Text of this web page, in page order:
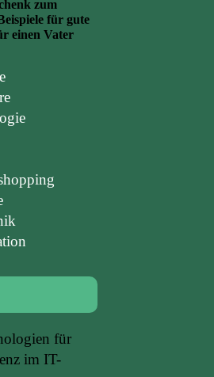
zum
für gute
einen Vater
für
im IT-